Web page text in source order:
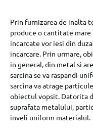
Prin furnizarea de inalta
produce o cantitate
incarcate vor iesi din
incarcare. Prin urmare,
in general, din metal si
sarcina se va raspandi
sarcina va atrage
obiectul vopsit. Datorita
suprafata metalului,
inveli uniform materialul.